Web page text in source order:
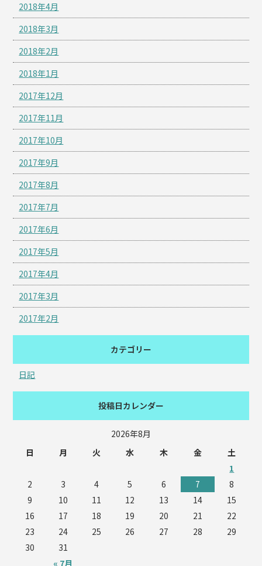
2018年4月
2018年3月
2018年2月
2018年1月
2017年12月
2017年11月
2017年10月
2017年9月
2017年8月
2017年7月
2017年6月
2017年5月
2017年4月
2017年3月
2017年2月
カテゴリー
日記
投稿日カレンダー
2026年8月
日
月 火 水 木 金 土
« 7月
1
2
3 4 5 6 7
8
9
10 11 12 13 14
15
16
17 18 19 20 21
22
23
24 25 26 27 28
29
30
31